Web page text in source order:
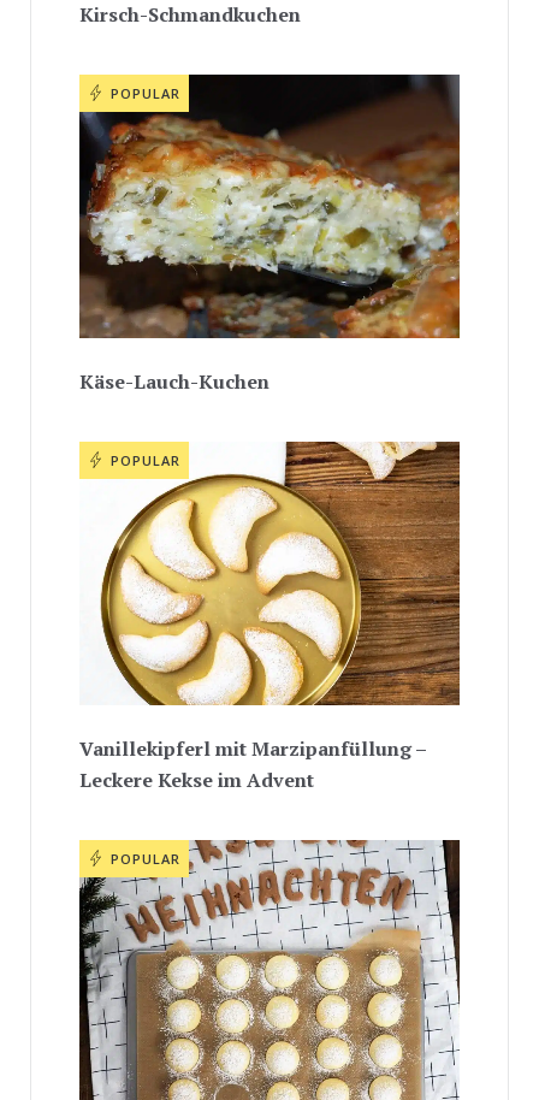
Kirsch-Schmandkuchen
POPULAR
Käse-Lauch-Kuchen
POPULAR
Vanillekipferl mit Marzipanfüllung –
Leckere Kekse im Advent
POPULAR